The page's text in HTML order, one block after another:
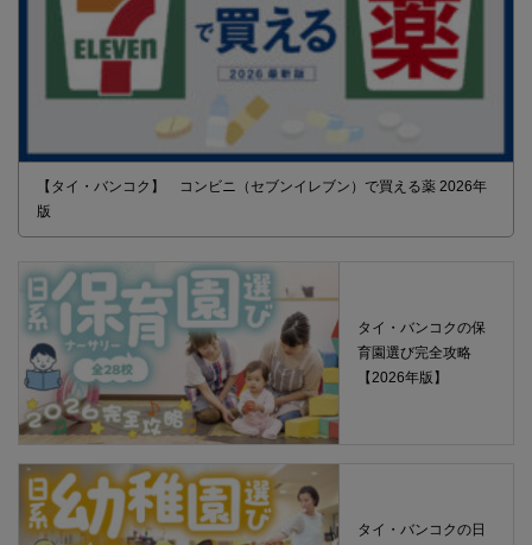
【タイ・バンコク】 コンビニ（セブンイレブン）で買える薬 2026年
版
タイ・バンコクの保
育園選び完全攻略
【2026年版】
タイ・バンコクの日